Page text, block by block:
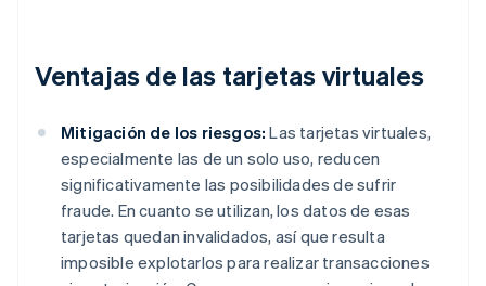
Ventajas de las tarjetas virtuales
Mitigación de los riesgos: Las tarjetas virtuales,
especialmente las de un solo uso, reducen
significativamente las posibilidades de sufrir
fraude. En cuanto se utilizan, los datos de esas
tarjetas quedan invalidados, así que resulta
imposible explotarlos para realizar transacciones